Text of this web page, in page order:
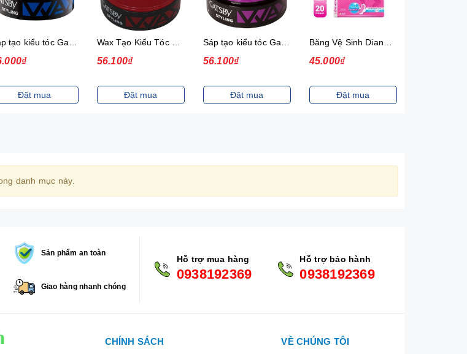
Đặt mua
56.100₫
Đặt mua
56.100₫
Đặt mua
45.000₫
Đặt mua
danh mục này.
Sản phẩm an toàn
Giao hàng nhanh chóng
Hỗ trợ mua hàng
0938192369
Hỗ trợ bảo hành
0938192369
CHÍNH SÁCH VỀ CHÚNG TÔI